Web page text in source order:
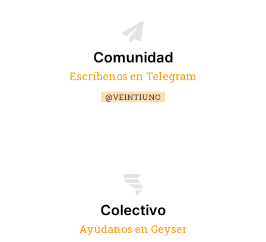
Comunidad
Escríbenos en Telegram
@VEINTlUNO
Colectivo
Ayúdanos en Geyser